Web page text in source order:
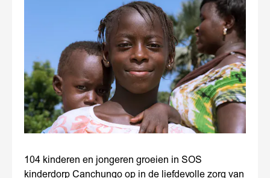
Financiën
Verhalen
104 kinderen en jongeren groeien in SOS
kinderdorp Canchungo op in de liefdevolle zorg van